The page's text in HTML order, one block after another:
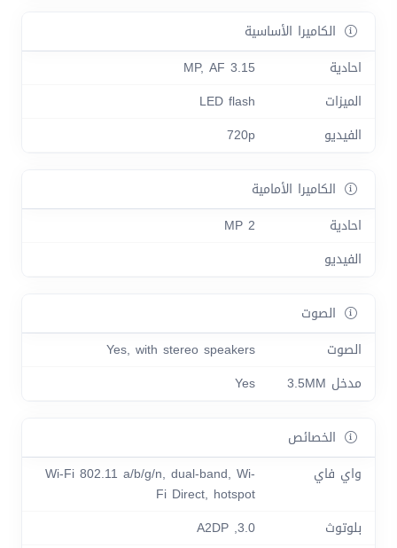
الكاميرا الأساسية
احادية
3.15 MP, AF
الميزات
LED flash
الفيديو
720p
الكاميرا الأمامية
احادية
2 MP
الفيديو
الصوت
الصوت
Yes, with stereo speakers
مدخل 3.5MM
Yes
الخصائص
واي فاي
Wi-Fi 802.11 a/b/g/n, dual-band, Wi-
Fi Direct, hotspot
بلوتوث
3.0, A2DP